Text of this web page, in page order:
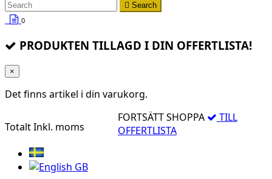
 Search
0
PRODUKTEN TILLAGD I DIN OFFERTLISTA!
×
Det finns artikel i din varukorg.
TotaltInkl. moms
FORTSÄTT SHOPPA
TILL
OFFERTLISTA